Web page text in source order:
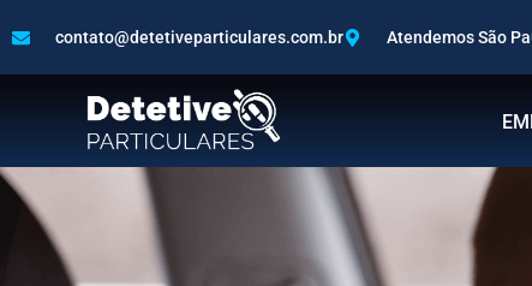
contato@detetiveparticulares.com.br Atendemos São